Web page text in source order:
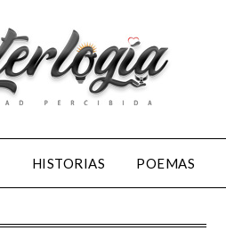
HISTORIAS POEMAS